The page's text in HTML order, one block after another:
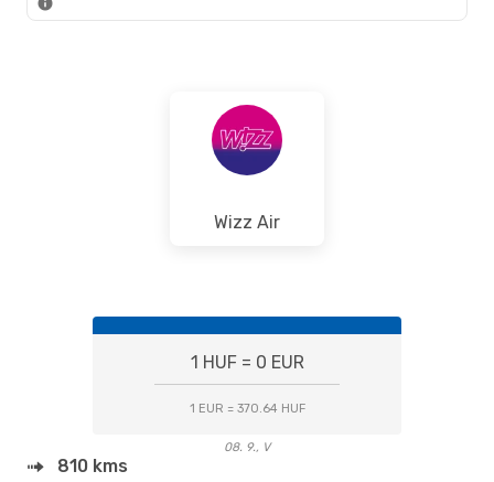
Wizz Air
1 HUF = 0 EUR
1 EUR = 370.64 HUF
08. 9., V
810 kms